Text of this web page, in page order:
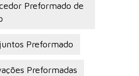
Preformado de
Preformado
Preformadas